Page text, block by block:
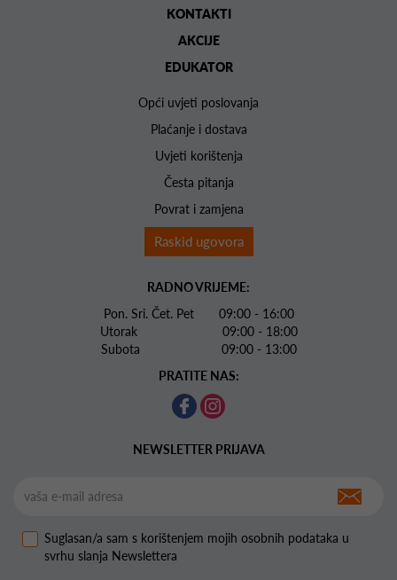
KONTAKTI
AKCIJE
EDUKATOR
Opći uvjeti poslovanja
Plaćanje i dostava
Uvjeti korištenja
Česta pitanja
Povrat i zamjena
Raskid ugovora
RADNO VRIJEME:
Pon. Sri. Čet. Pet 09:00 - 16:00
Utorak 09:00 - 18:00
Subota 09:00 - 13:00
PRATITE NAS:
NEWSLETTER PRIJAVA
Suglasan/a sam s korištenjem mojih osobnih podataka u
svrhu slanja Newslettera